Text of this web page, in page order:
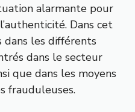
alarmante pour
Dans cet
dans les différents
dans le secteur
que dans les moyens
frauduleuses.